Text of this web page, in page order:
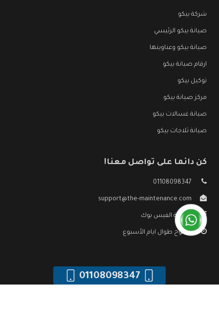
شركة بيكو
صيانة بيكو الرئيسي
صيانة بيكو وعناوينها
ارقام صيانة بيكو
توكيل بيكو
مركز صيانة بيكو
صيانة غسالات بيكو
صيانة ثلاجات بيكو
كن دائما على تواصل معنا!
01108098347
support@the-maintenance.com
صفحة الفيس بوك
مفتوح طوال ايام الأسبوع
01108098347